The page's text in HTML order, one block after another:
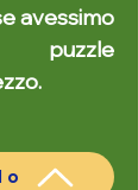
avessimo
puzzle